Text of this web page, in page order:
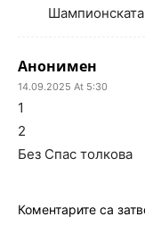
Шампионската
Анонимен
14.09.2025 At 5:30
1
2
Без Спас толкова
Коментарите са